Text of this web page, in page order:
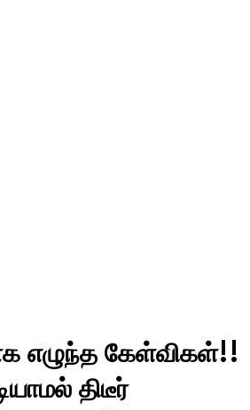
எழுந்த கேள்விகள்!!
திடீர்